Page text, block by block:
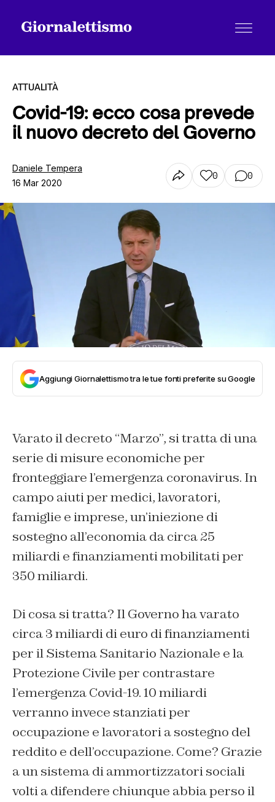
Tutti gli articoli
Chi siamo
Contatti
ATTUALITÀ
Covid-19: ecco cosa prevede
il nuovo decreto del Governo
Daniele Tempera
16 Mar 2020
0 0
Aggiungi Giornalettismo tra le tue fonti preferite su Google
Varato il decreto “Marzo”, si tratta di una
serie di misure economiche per
fronteggiare l’emergenza coronavirus. In
campo aiuti per medici, lavoratori,
famiglie e imprese, un’iniezione di
sostegno all’economia da circa 25
miliardi e finanziamenti mobilitati per
350 miliardi.
Di cosa si tratta? Il Governo ha varato
circa 3 miliardi di euro di finanziamenti
per il Sistema Sanitario Nazionale e la
Protezione Civile per contrastare
l’emergenza Covid-19. 10 miliardi
verranno invece stanziati per
occupazione e lavoratori a sostegno del
reddito e dell’occupazione. Come? Grazie
a un sistema di ammortizzatori sociali
volti a difendere chiunque abbia perso il